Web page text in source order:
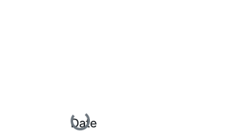
En cours de chargement...
Date